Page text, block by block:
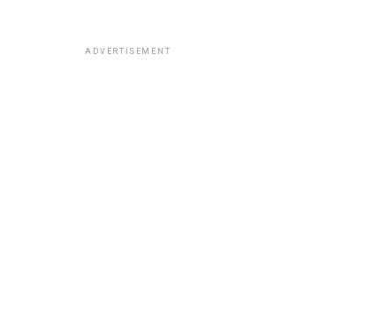
ADVERTISEMENT